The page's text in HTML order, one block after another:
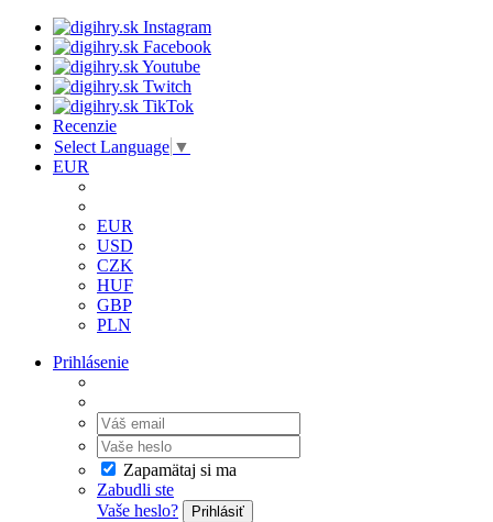
Recenzie
Select Language ▼
EUR
EUR
USD
CZK
HUF
GBP
PLN
Prihlásenie
Zapamätaj si ma
Zabudli ste
Vaše heslo?
Prihlásiť